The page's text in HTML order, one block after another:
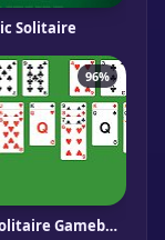
Solitaire
96%
Freecell Solitaire Gameboss